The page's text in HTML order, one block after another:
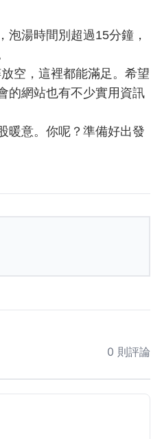
湯時間別超過15分鐘，
空，這裡都能滿足。希望
的網站也有不少實用資訊
暖意。你呢？準備好出發
0 則評論